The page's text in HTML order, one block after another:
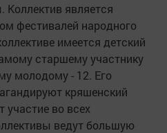
является
фестивалей народного
имеется детский
старшему участнику
молодому - 12. Его
кряшенский
во всех
ведут большую